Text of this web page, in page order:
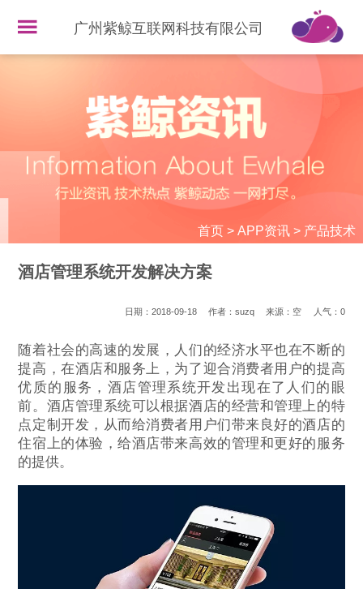
广州紫鲸互联网科技有限公司
首页> APP资讯> 产品技术
酒店管理系统开发解决方案
日期：2018-09-18 作者：suzq 来源：空 人气： 0
随着社会的高速的发展，人们的经济水平也在不断的
提高，在酒店和服务上，为了迎合消费者用户的提高
优质的服务，酒店管理系统开发出现在了人们的眼
前。酒店管理系统可以根据酒店的经营和管理上的特
点定制开发，从而给消费者用户们带来良好的酒店的
住宿上的体验，给酒店带来高效的管理和更好的服务
的提供。